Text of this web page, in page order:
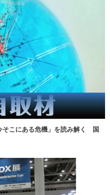
そこにある危機」を読み解く 国